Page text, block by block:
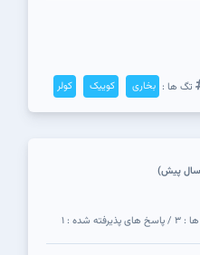
تگ ها : بخاری کوییک کولر